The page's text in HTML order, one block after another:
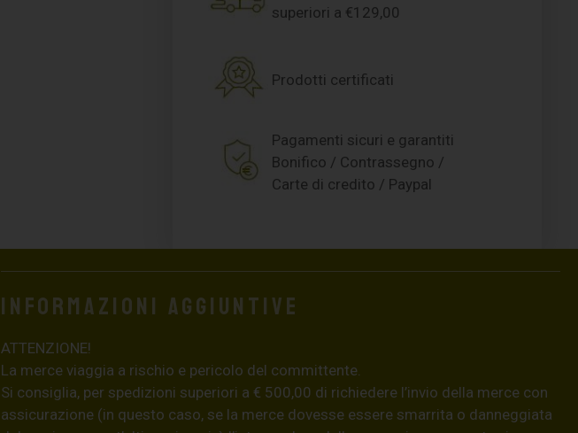
superiori a €129,00
Prodotti certificati
Pagamenti sicuri e garantiti
Bonifico / Contrassegno /
Carte di credito / Paypal
Informazioni aggiuntive
ATTENZIONE!
La merce viaggia a rischio e pericolo del committente.
Si consiglia, per spedizioni superiori a € 500,00 di richiedere l’invio della merce con
assicurazione (in questo caso, se la merce dovesse essere smarrita o danneggiata